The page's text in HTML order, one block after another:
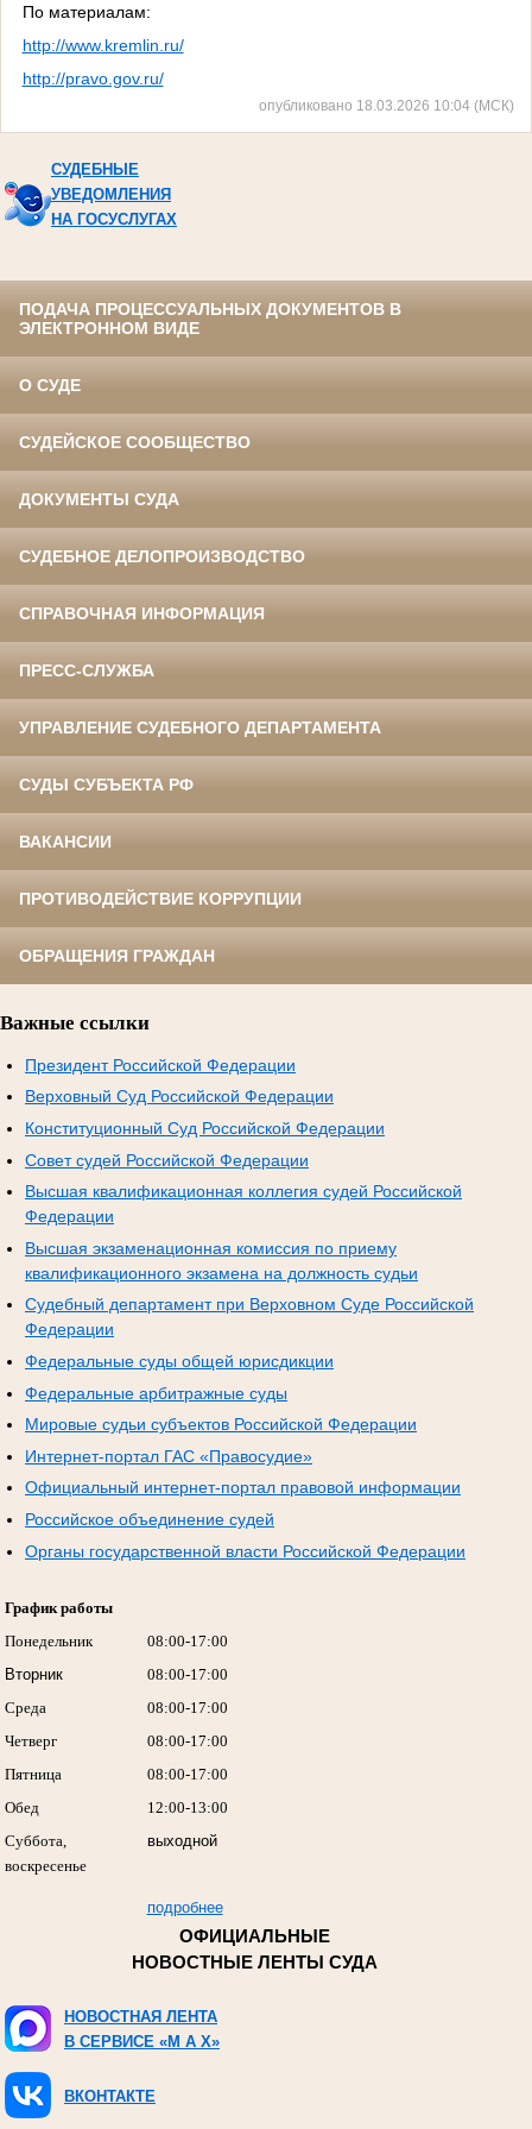
По материалам:
http://www.kremlin.ru/
http://pravo.gov.ru/
опубликовано 18.03.2026 10:04 (МСК)
СУДЕБНЫЕ
УВЕДОМЛЕНИЯ
НА ГОСУСЛУГАХ
ПОДАЧА ПРОЦЕССУАЛЬНЫХ ДОКУМЕНТОВ В
ЭЛЕКТРОННОМ ВИДЕ
О СУДЕ
СУДЕЙСКОЕ СООБЩЕСТВО
ДОКУМЕНТЫ СУДА
СУДЕБНОЕ ДЕЛОПРОИЗВОДСТВО
СПРАВОЧНАЯ ИНФОРМАЦИЯ
ПРЕСС-СЛУЖБА
УПРАВЛЕНИЕ СУДЕБНОГО ДЕПАРТАМЕНТА
СУДЫ СУБЪЕКТА РФ
ВАКАНСИИ
ПРОТИВОДЕЙСТВИЕ КОРРУПЦИИ
ОБРАЩЕНИЯ ГРАЖДАН
Важные ссылки
Президент Российской Федерации
Верховный Суд Российской Федерации
Конституционный Суд Российской Федерации
Совет судей Российской Федерации
Высшая квалификационная коллегия судей Российской
Федерации
Высшая экзаменационная комиссия по приему
квалификационного экзамена на должность судьи
Судебный департамент при Верховном Суде Российской
Федерации
Федеральные суды общей юрисдикции
Федеральные арбитражные суды
Мировые судьи субъектов Российской Федерации
Интернет-портал ГАС «Правосудие»
Официальный интернет-портал правовой информации
Российское объединение судей
Органы государственной власти Российской Федерации
График работы
Понедельник
08:00-17:00
Вторник
08:00-17:00
Среда
08:00-17:00
Четверг
08:00-17:00
Пятница
08:00-17:00
Обед
12:00-13:00
Суббота,
воскресенье
выходной
подробнее
ОФИЦИАЛЬНЫЕ
НОВОСТНЫЕ ЛЕНТЫ СУДА
НОВОСТНАЯ ЛЕНТА
В СЕРВИСЕ «M A X»
ВКОНТАКТЕ